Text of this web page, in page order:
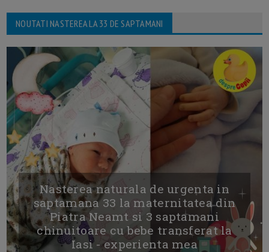
NOUTATI NASTEREA LA 33 DE SAPTAMANI
Nasterea naturala de urgenta in
saptamana 33 la maternitatea din
Piatra Neamt si 3 saptamani
chinuitoare cu bebe transferat la
Iasi - experienta mea